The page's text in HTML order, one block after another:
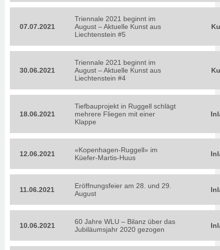
07.07.2021
Triennale 2021 beginnt im
August – Aktuelle Kunst aus
Liechtenstein #5
30.06.2021
Triennale 2021 beginnt im
August – Aktuelle Kunst aus
Liechtenstein #4
18.06.2021
Tiefbauprojekt in Ruggell schlägt
mehrere Fliegen mit einer
Klappe
12.06.2021
«Kopenhagen-Ruggell» im
Küefer-Martis-Huus
11.06.2021
Eröffnungsfeier am 28. und 29.
August
10.06.2021
60 Jahre WLU – Bilanz über das
Jubiläumsjahr 2020 gezogen